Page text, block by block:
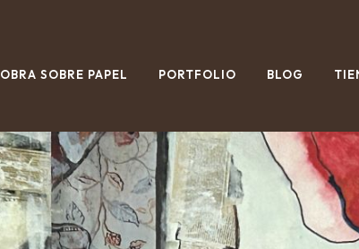
OBRA SOBRE PAPEL PORTFOLIO BLOG